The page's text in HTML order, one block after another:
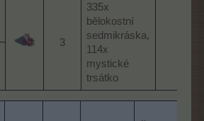
3​
335x
bělokostní
sedmikráska,
114x
mystické
trsátko